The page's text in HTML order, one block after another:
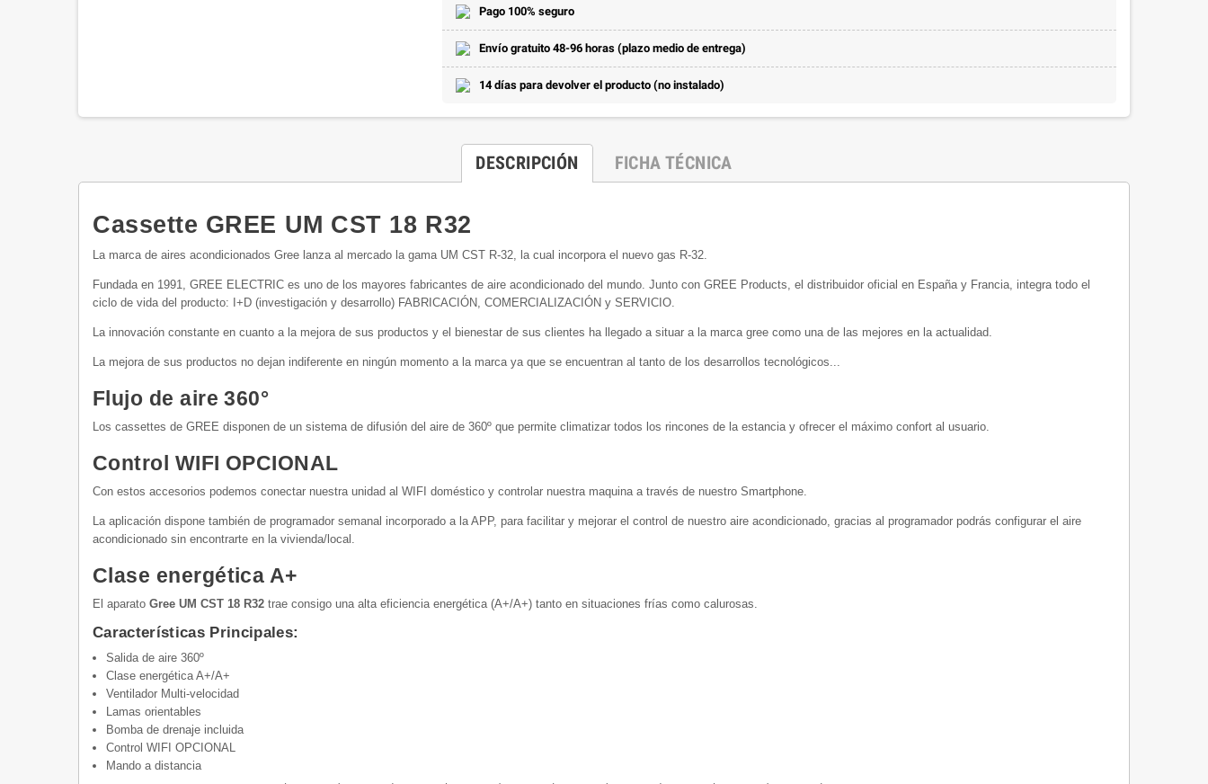
Pago 100% seguro
Envío gratuito 48-96 horas (plazo medio de entrega)
14 días para devolver el producto (no instalado)
DESCRIPCIÓN FICHA TÉCNICA
Cassette GREE UM CST 18 R32
La marca de aires acondicionados Gree lanza al mercado la gama UM CST R-32, la cual incorpora el nuevo gas R-32.
Fundada en 1991, GREE ELECTRIC es uno de los mayores fabricantes de aire acondicionado del mundo. Junto con GREE Products, el distribuidor oficial en España y Francia, integra todo el
ciclo de vida del producto: I+D (investigación y desarrollo) FABRICACIÓN, COMERCIALIZACIÓN y SERVICIO.
La innovación constante en cuanto a la mejora de sus productos y el bienestar de sus clientes ha llegado a situar a la marca gree como una de las mejores en la actualidad.
La mejora de sus productos no dejan indiferente en ningún momento a la marca ya que se encuentran al tanto de los desarrollos tecnológicos...
Flujo de aire 360°
Los cassettes de GREE disponen de un sistema de difusión del aire de 360º que permite climatizar todos los rincones de la estancia y ofrecer el máximo confort al usuario.
Control WIFI OPCIONAL
Con estos accesorios podemos conectar nuestra unidad al WIFI doméstico y controlar nuestra maquina a través de nuestro Smartphone.
La aplicación dispone también de programador semanal incorporado a la APP, para facilitar y mejorar el control de nuestro aire acondicionado, gracias al programador podrás configurar el aire
acondicionado sin encontrarte en la vivienda/local.
Clase energética A+
El aparato Gree UM CST 18 R32 trae consigo una alta eficiencia energética (A+/A+) tanto en situaciones frías como calurosas.
Características Principales:
Salida de aire 360º
Clase energética A+/A+
Ventilador Multi-velocidad
Lamas orientables
Bomba de drenaje incluida
Control WIFI OPCIONAL
Mando a distancia